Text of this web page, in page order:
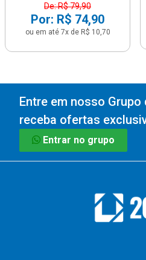
De: R$ 79,90
Por: R$ 74,90
ou em até 7x de R$ 10,70
Entre em nosso Grupo
receba ofertas
Entrar no grupo